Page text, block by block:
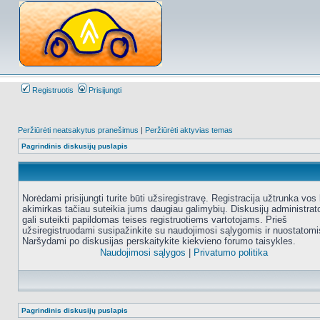
Registruotis Prisijungti
Peržiūrėti neatsakytus pranešimus | Peržiūrėti aktyvias temas
Pagrindinis diskusijų puslapis
Norėdami prisijungti turite būti užsiregistravę. Registracija užtrunka vos
akimirkas tačiau suteikia jums daugiau galimybių. Diskusijų
gali suteikti papildomas teises registruotiems vartotojams. Prieš
užsiregistruodami susipažinkite su naudojimosi sąlygomis ir
Naršydami po diskusijas perskaitykite kiekvieno forumo taisykles.
Naudojimosi sąlygos
Privatumo politika
Pagrindinis diskusijų puslapis